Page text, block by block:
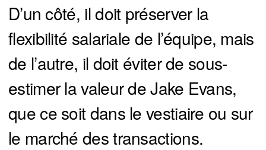
D’un côté, il doit préserver la
flexibilité salariale de l’équipe, mais
de l’autre, il doit éviter de sous-
estimer la valeur de Jake Evans,
que ce soit dans le vestiaire ou sur
le marché des transactions.